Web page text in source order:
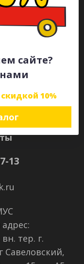
сайте?
нами
скидкой 10%
13
тер. г.
Савеловский,